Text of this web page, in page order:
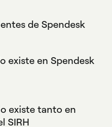
de Spendesk
su equipo para
y sus reglas
existe en Spendesk
la flexibilidad de
si lo necesitas.
existe tanto en
SIRH